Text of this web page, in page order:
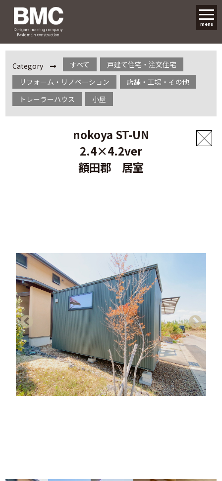
menu
Category すべて
戸建て住宅・注文住宅
リフォーム・リノベーション
店舗・工場・その他
トレーラーハウス
小屋
nokoya ST-UN
2.4×4.2ver
額田郡 居室